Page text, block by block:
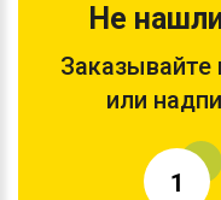
Не
Заказывайте
или
1